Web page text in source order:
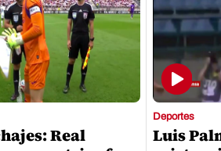
Real
Deportes
Luis